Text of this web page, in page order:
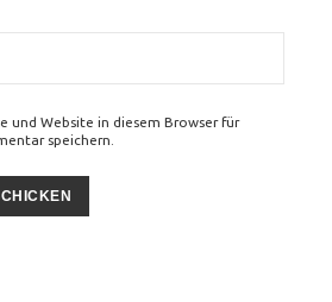
und Website in diesem Browser für
speichern.